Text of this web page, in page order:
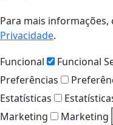
Para mais informações,
Privacidade.
Funcional
Funcional
Preferências
Estatísticas
Marketing
Marketing